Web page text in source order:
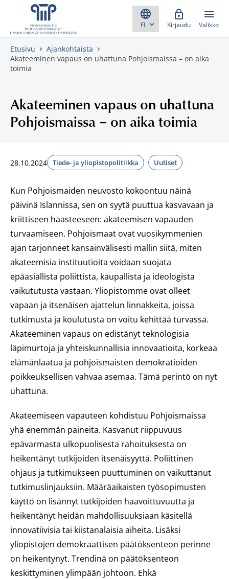
Skippaa sisältö
Kirjaudu Valikko
Etusivu
Ajankohtaista
Akateeminen vapaus on uhattuna Pohjoismaissa – on aika
toimia
Akateeminen vapaus on uhattuna
Pohjoismaissa – on aika toimia
28.10.2024 Tiede- ja yliopistopolitiikka Uutiset
Kun Pohjoismaiden neuvosto kokoontuu näinä
päivinä Islannissa, sen on syytä puuttua kasvavaan ja
kriittiseen haasteeseen: akateemisen vapauden
turvaamiseen. Pohjoismaat ovat vuosikymmenien
ajan tarjonneet kansainvälisesti mallin siitä, miten
akateemisia instituutioita voidaan suojata
epäasiallista poliittista, kaupallista ja ideologista
vaikututusta vastaan. Yliopistomme ovat olleet
vapaan ja itsenäisen ajattelun linnakkeita, joissa
tutkimusta ja koulutusta on voitu kehittää turvassa.
Akateeminen vapaus on edistänyt teknologisia
läpimurtoja ja yhteiskunnallisia innovaatioita, korkeaa
elämänlaatua ja pohjoismaisten demokratioiden
poikkeuksellisen vahvaa asemaa. Tämä perintö on nyt
uhattuna.
Akateemiseen vapauteen kohdistuu Pohjoismaissa
yhä enemmän paineita. Kasvanut riippuvuus
epävarmasta ulkopuolisesta rahoituksesta on
heikentänyt tutkijoiden itsenäisyyttä. Poliittinen
ohjaus ja tutkimukseen puuttuminen on vaikuttanut
tutkimuslinjauksiin. Määräaikaisten työsopimusten
käyttö on lisännyt tutkijoiden haavoittuvuutta ja
heikentänyt heidän mahdollisuuksiaan käsitellä
innovatiivisia tai kiistanalaisia aiheita. Lisäksi
yliopistojen demokraattisen päätöksenteon perinne
on heikentynyt. Trendinä on päätöksenteon
keskittyminen ylimpään johtoon. Ehkä